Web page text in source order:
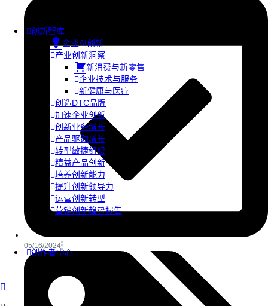
创新智库
企业AI创新
产业创新洞察
新消费与新零售
企业技术与服务
新健康与医疗
创造DTC品牌
加速企业创新
创新业务增长
产品驱动增长
转型敏捷组织
精益产品创新
培养创新能力
提升创新领导力
运营创新转型
营销创新趋势报告
创作者中心
05/16/2024